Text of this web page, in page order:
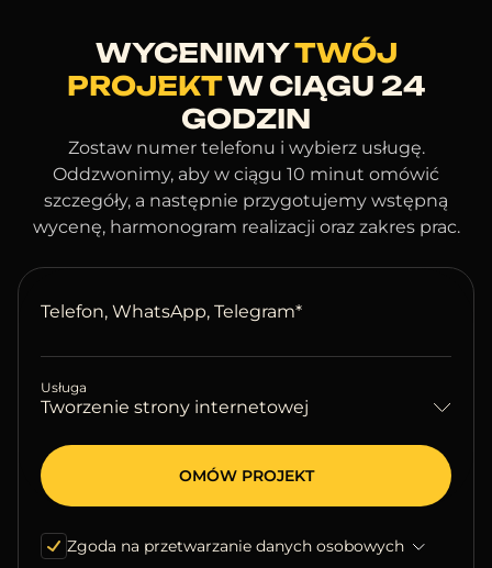
WYCENIMYTWÓJ
PROJEKTW CIĄGU 24
GODZIN
Zostaw numer telefonu i wybierz usługę.
Oddzwonimy, aby w ciągu 10 minut omówić
szczegóły, a następnie przygotujemy wstępną
wycenę, harmonogram realizacji oraz zakres prac.
Telefon, WhatsApp, Telegram*
Usługa
Tworzenie strony internetowej
Zgoda na przetwarzanie danych osobowych